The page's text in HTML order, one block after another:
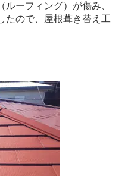
ーフィング）が傷み、
たので、屋根葺き替え工